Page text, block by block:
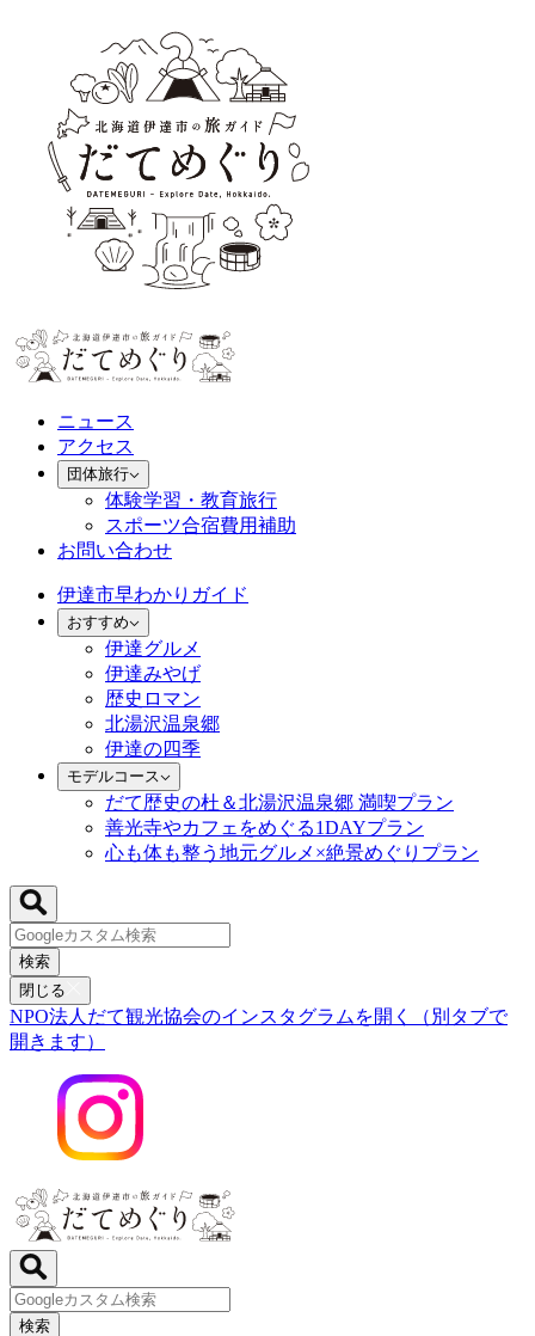
ニュース
アクセス
団体旅行
体験学習・教育旅行
スポーツ合宿費用補助
お問い合わせ
伊達市早わかりガイド
おすすめ
伊達グルメ
伊達みやげ
歴史ロマン
北湯沢温泉郷
伊達の四季
モデルコース
だて歴史の杜＆北湯沢温泉郷 満喫プラン
善光寺やカフェをめぐる1DAYプラン
心も体も整う地元グルメ×絶景めぐりプラン
検索
閉じる
NPO法人だて観光協会のインスタグラムを開く（別タブで
開きます）
検索